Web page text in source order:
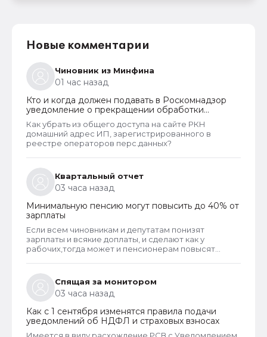
Новые комментарии
Чиновник из Минфина
01 час назад
Кто и когда должен подавать в Роскомнадзор
уведомление о прекращении обработки
персональных данных
Как убрать из общего доступа на сайте РКН
домашний адрес ИП, зарегистрированного в
реестре операторов перс.данных?
Квартальный отчет
03 часа назад
Минимальную пенсию могут повысить до 40% от
зарплаты
Если всем чиновникам и депутатам понизят
зарплаты и всякие доплаты, и сделают как у
рабочих,тогда может и пенсионерам повысят
Спящая за монитором
03 часа назад
Как с 1 сентября изменятся правила подачи
уведомлений об НДФЛ и страховых взносах